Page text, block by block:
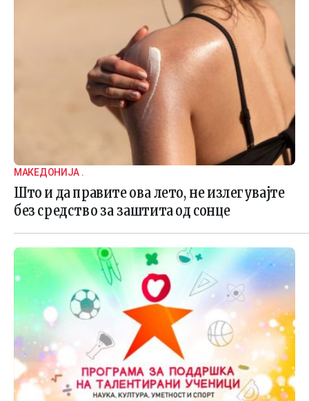
МАКЕДОНИЈА .
Што и да правите ова лето, не излегувајте
без средство за заштита од сонце